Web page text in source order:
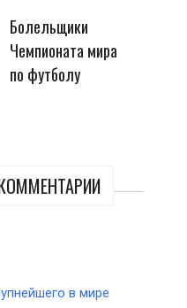
Болельщики
Чемпионата мира
по футболу
в мире